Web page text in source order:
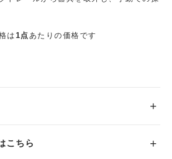
は 1点あたりの価格です
こちら